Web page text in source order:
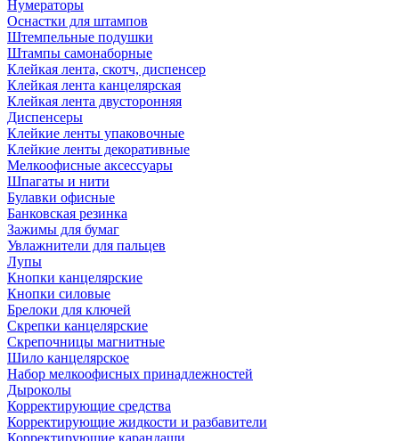
Нумераторы
Оснастки для штампов
Штемпельные подушки
Штампы самонаборные
Клейкая лента, скотч, диспенсер
Клейкая лента канцелярская
Клейкая лента двусторонняя
Диспенсеры
Клейкие ленты упаковочные
Клейкие ленты декоративные
Мелкоофисные аксессуары
Шпагаты и нити
Булавки офисные
Банковская резинка
Зажимы для бумаг
Увлажнители для пальцев
Лупы
Кнопки канцелярские
Кнопки силовые
Брелоки для ключей
Скрепки канцелярские
Скрепочницы магнитные
Шило канцелярское
Набор мелкоофисных принадлежностей
Дыроколы
Корректирующие средства
Корректирующие жидкости и разбавители
Корректирующие карандаши